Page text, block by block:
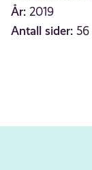
År: 2019
Antall sider: 56